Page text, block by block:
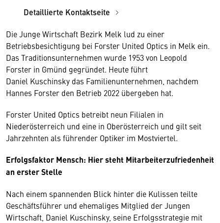
Detaillierte Kontaktseite
Die Junge Wirtschaft Bezirk Melk lud zu einer
Betriebsbesichtigung bei Forster United Optics in Melk ein.
Das Traditionsunternehmen wurde 1953 von Leopold
Forster in Gmünd gegründet. Heute führt
Daniel Kuschinsky das Familienunternehmen, nachdem
Hannes Forster den Betrieb 2022 übergeben hat.
Forster United Optics betreibt neun Filialen in
Niederösterreich und eine in Oberösterreich und gilt seit
Jahrzehnten als führender Optiker im Mostviertel.
Erfolgsfaktor Mensch: Hier steht Mitarbeiterzufriedenheit
an erster Stelle
Nach einem spannenden Blick hinter die Kulissen teilte
Geschäftsführer und ehemaliges Mitglied der Jungen
Wirtschaft, Daniel Kuschinsky, seine Erfolgsstrategie mit